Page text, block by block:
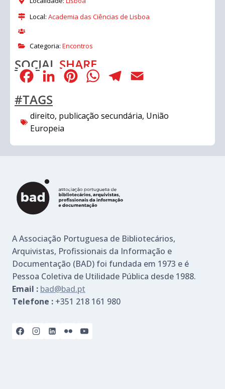
Local: Academia das Ciências de Lisboa
Categoria: Encontros
SOCIAL SHARE
FacebookLinkedInPinterestWhatsAppTelegram
#TAGS
direito, publicação secundária, União
Europeia
A Associação Portuguesa de Bibliotecários,
Arquivistas, Profissionais da Informação e
Documentação (BAD) foi fundada em 1973 e é
Pessoa Coletiva de Utilidade Pública desde 1988.
Email : bad@bad.pt
Telefone : +351 218 161 980